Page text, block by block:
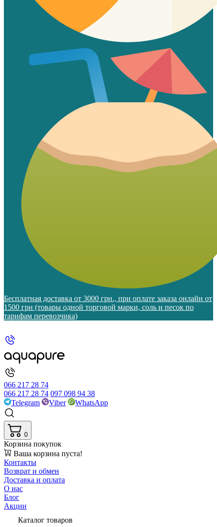
Бесплатная доставка от 3000 грн., при оплате заказа онлайн от
1500 грн (товары одной торговой марки, соль и песок по
тарифам перевозчика)
066 217 28 74
066 217 28 74 097 098 94 38
Telegram
Viber WhatsApp
0
Корзина покупок
Ваша корзина пуста!
Контакты
Возврат и обмен
Доставка и оплата
О нас
Блог
Акции
Каталог товаров